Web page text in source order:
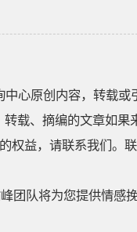
心原创内容，转载
载、摘编的文章如
权益，请联系我们。
团队将为您提供情